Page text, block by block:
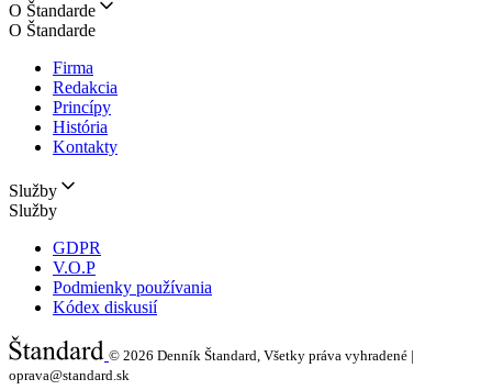
O Štandarde
O Štandarde
Firma
Redakcia
Princípy
História
Kontakty
Služby
Služby
GDPR
V.O.P
Podmienky používania
Kódex diskusií
© 2026 Denník Štandard, Všetky práva vyhradené |
oprava@standard.sk